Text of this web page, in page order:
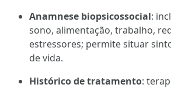
Anamnese biopsicossocial:
sono, alimentação, trabalho,
estressores; permite situar
de vida.
Histórico de tratamento: